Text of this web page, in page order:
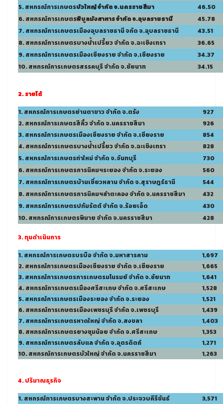
5. สหกรณ์การเกษตรบัวใหญ๋ จำกัด จ.นครราชสีมา
46.50
6. สหกรณ์การเกษตรพิบูลมังสาหาร จำกัด จ.อุบลราชธานี
45.78
7. สหกรณ์การเกษตรเมืองอุบลราชธานี จกัด จ.อุบลราชธานี
43.51
8. สหกรณ์การเกษตรบางน้ำเปรี้ยว จำกัด จ.ฉะเชิงเทรา
36.65
9. สหกรณ์การเกษตรเมืองเชียงราย จำกัด จ.เชียงราย
34.37
10. สหกรณ์การเกษตรสรรคบุรี จำกัด จ.ชัยนาท
34.15
2. รายได้
1. สหกรณ์การเกษตรย่านตาขาว จำกัด จ.ตรัง
927
2. สหกรณ์การเกษตรสีคิ้ว จำกัด จ.นครราชสีมา
926
3. สหกรณ์การเกษตรเมืองเชียงราย จำกัด จ.เชียงราย
854
4. สหกรณ์การเกษตรบางน้ำเปรี้ยว จำกัด จ.ฉะเชิงเทรา
828
5. สหกรณ์การเกษตรท่าใหม่ จำกัด จ.จันทบุรี
730
6. สหกรณ์การเกษตรการนิคมฯระยอง จำกัด จ.ระยอง
560
7. สหกรณ์การเกษตรบ้านเชี่ยวหลาน จำกัด จ.สุราษฎร์ธานี
544
8. สหกรณ์การเกษตรการนิคมฯลำตะคอง จำกัด จ.นครราชสีมา
432
9. สหกรณ์การเกษตรปทัมรัตต์ จำกัด จ.ร้อยเอ็ด
430
10. สหกรณ์การเกษตรพิมาย จำกัด จ.นครราชสีมา
428
3. ทุนดำเนินการ
1. สหกรณ์การเกษตรบรบือ จำกัด จ.มหาสารคาม
1,697
2. สหกรณ์การเกษตรเมืองเชียงราย จำกัด จ.เชียงราย
1,665
3. สหกรณ์การเกษตรการเกษตรมโนรมย์ จำกัด จ.ชัยนาท
1,641
4. สหกรณ์การเกษตรเมืองศรีสะเกษ จำกัด จ.ศรีสะเกษ
1,528
5. สหกรณ์การเกษตรเมืองระยอง จำกัด จ.ระยอง
1,521
6. สหกรณ์การเกษตรเมืองเพชรบุรี จำกัด จ.เพชรบุรี
1,439
7. สหกรณ์การเกษตรหาดใหญ่ จำกัด จ.สงขลา
1,403
8. สหกรณ์การเกษตรยางชุมน้อย จำกัด จ.ศรีสะเกษ
1,353
9. สหกรณ์การเกษตรลับแล จำกัด จ.อุตรดิตถ์
1,271
10. สหกรณ์การเกษตรบัวใหญ่ จำกัด จ.นครราชสีมา
1,263
4. ปริมาณธุรกิจ
1. สหกรณ์การเกษตรบางสะพาน จำกัด จ.ประจวบคีรีขันธ์
3,571